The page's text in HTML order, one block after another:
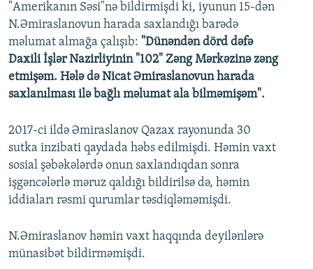
"Amerikanın Səsi"nə bildirmişdi ki, iyunun 15-dən
N.Əmiraslanovun harada saxlandığı barədə
məlumat almağa çalışıb: "Dünəndən dörd dəfə
Daxili İşlər Nazirliyinin "102" Zəng Mərkəzinə zəng
etmişəm. Hələ də Nicat Əmiraslanovun harada
saxlanılması ilə bağlı məlumat ala bilməmişəm".
2017-ci ildə Əmiraslanov Qazax rayonunda 30
sutka inzibati qaydada həbs edilmişdi. Həmin vaxt
sosial şəbəkələrdə onun saxlandıqdan sonra
işgəncələrlə məruz qaldığı bildirilsə də, həmin
iddiaları rəsmi qurumlar təsdiqləməmişdi.
N.Əmiraslanov həmin vaxt haqqında deyilənlərə
münasibət bildirməmişdi.